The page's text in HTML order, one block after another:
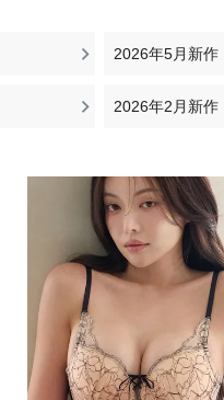
2026年5月新作
2026年2月新作